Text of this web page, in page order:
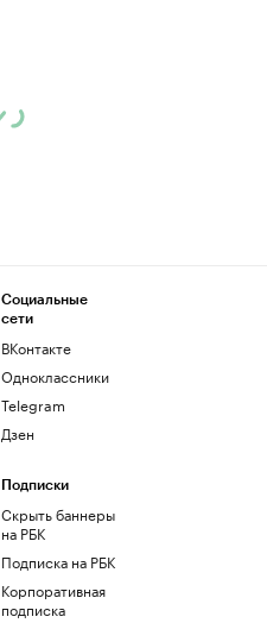
Социальные
сети
ВКонтакте
Одноклассники
Telegram
Дзен
Подписки
Скрыть баннеры
на РБК
Подписка на РБК
Корпоративная
подписка